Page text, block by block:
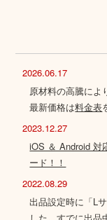
2026.06.17
原材料の高騰によ
最新価格は料金表
2023.12.27
iOS ＆ Android 対
ード！！
2022.08.29
出品設定時に「L